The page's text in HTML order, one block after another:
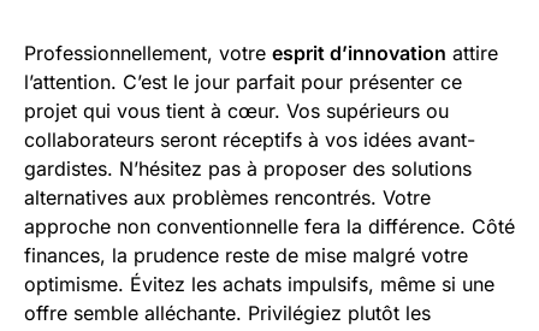
Professionnellement, votre esprit d’innovation attire
l’attention. C’est le jour parfait pour présenter ce
projet qui vous tient à cœur. Vos supérieurs ou
collaborateurs seront réceptifs à vos idées avant-
gardistes. N’hésitez pas à proposer des solutions
alternatives aux problèmes rencontrés. Votre
approche non conventionnelle fera la différence. Côté
finances, la prudence reste de mise malgré votre
optimisme. Évitez les achats impulsifs, même si une
offre semble alléchante. Privilégiez plutôt les